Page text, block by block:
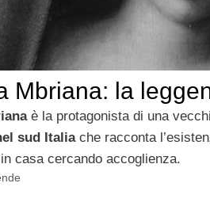
Mbriana: la
è la protagonista di una
sud Italiache racconta
casa cercando accoglienza.